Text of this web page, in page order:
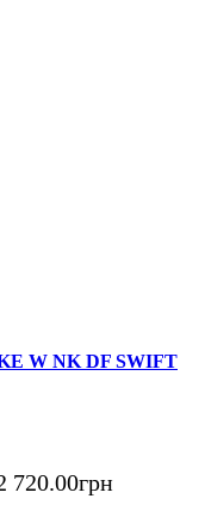
W NK DF SWIFT
720.00грн